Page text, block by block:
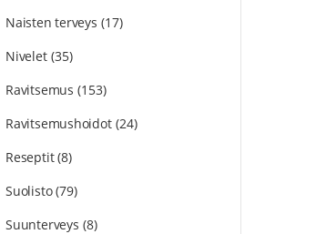
Naisten terveys (17)
Nivelet(35)
Ravitsemus (153)
Ravitsemushoidot(24)
Reseptit(8)
Suolisto(79)
Suunterveys (8)